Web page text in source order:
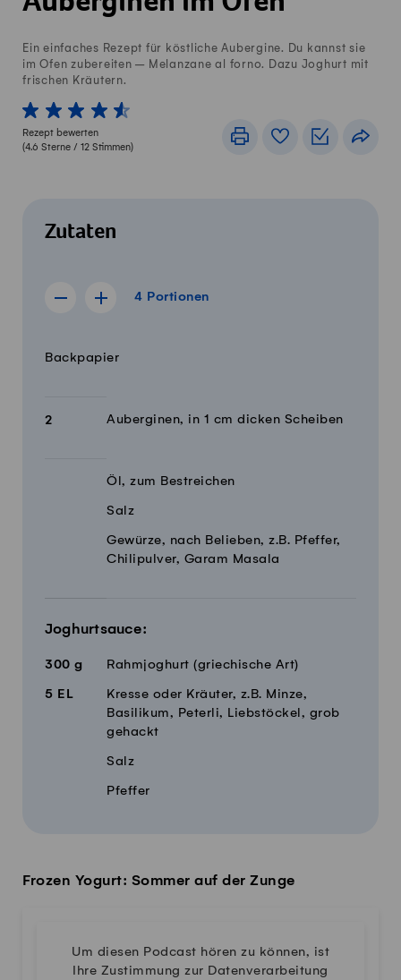
Ein einfaches Rezept für köstliche Aubergine. Du kannst sie
im Ofen zubereiten – Melanzane al forno. Dazu Joghurt mit
frischen Kräutern.
1 von 5 Sterne
2 von 5 Sterne
3 von 5 Sterne
4 von 5 Sterne
5 von 5 Sterne
Rezept bewerten
(4.6 Sterne / 12 Stimmen)
DruckenRezeptbuch
Zutaten
4 Portionen
Rezept für 3 Portionen anzeigen
Rezept für 5 Portionen anzeigen
4 Portionen
MengeZutaten
Backpapier
2 Auberginen, in 1 cm dicken Scheiben
Öl, zum Bestreichen
Salz
Gewürze, nach Belieben, z.B. Pfeffer,
Chilipulver, Garam Masala
Joghurtsauce:
300 g Rahmjoghurt (griechische Art)
5 EL
Kresse oder Kräuter, z.B. Minze,
Basilikum, Peterli, Liebstöckel, grob
gehackt
Salz
Pfeffer
Frozen Yogurt: Sommer auf der Zunge
Um diesen Podcast hören zu können, ist
Ihre Zustimmung zur Datenverarbeitung